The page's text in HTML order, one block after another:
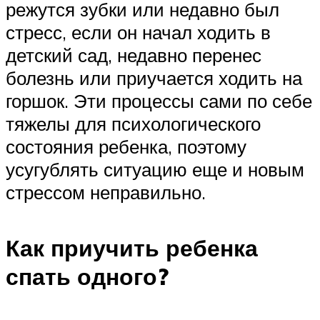
режутся зубки или недавно был
стресс, если он начал ходить в
детский сад, недавно перенес
болезнь или приучается ходить на
горшок. Эти процессы сами по себе
тяжелы для психологического
состояния ребенка, поэтому
усугублять ситуацию еще и новым
стрессом неправильно.
Как приучить ребенка
спать одного?